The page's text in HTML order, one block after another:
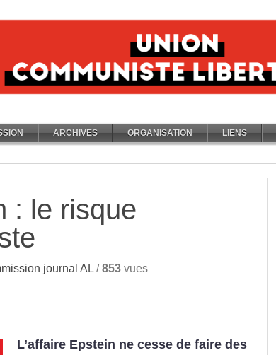
ARCHIVES ORGANISATION LIENS
: le risque
journal AL /853 vues
L’affaire Epstein ne cesse de faire des